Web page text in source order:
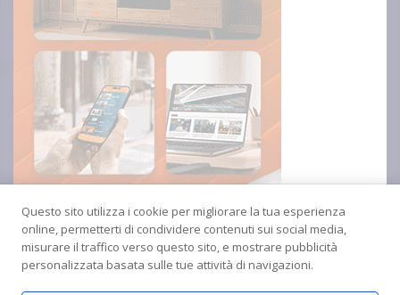
Questo sito utilizza i cookie per migliorare la tua esperienza
online, permetterti di condividere contenuti sui social media,
misurare il traffico verso questo sito, e mostrare pubblicità
personalizzata basata sulle tue attività di navigazioni.